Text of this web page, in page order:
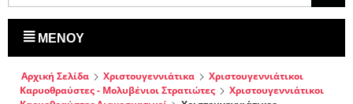
ΜΕΝΟΎ
Αρχική Σελίδα Χριστουγεννιάτικα
Χριστουγεννιάτικοι
Καρυοθραύστες - Μολυβένιοι Στρατιώτες
Χριστουγεννιάτικοι